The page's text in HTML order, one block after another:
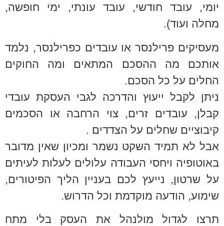
יומי, עובד חודשי, עובד עונתי, ימי חופשה,
מחלה ועוד).
מעסיקים פרילנסר או עובדים כפרילנסר, נלמד
אותכם מה ההסכם המתאים ומה החוקים
החלים על כל הסכם.
ניתן לקבל ייעוץ והדרכה לגבי העסקת עובדי
קבלן, עובדים זרים, צוי הרחבה או הסכמים
קיבוציים שחלים על הצדדים .
אבל לא תמיד השקט נשמר ומכיון שאין מדובר
באוטופיה ויחסי העבודה עלולים לעלות לעיתים
על שרטון, נייעץ לכם בעניין הליך הפיטורים,
שימוע, הודעה מוקדמת וכל הדרוש.
תרצו לגדול מולנהל את העסק בלי מתח